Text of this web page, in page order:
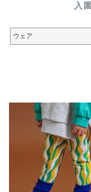
入
ウェア